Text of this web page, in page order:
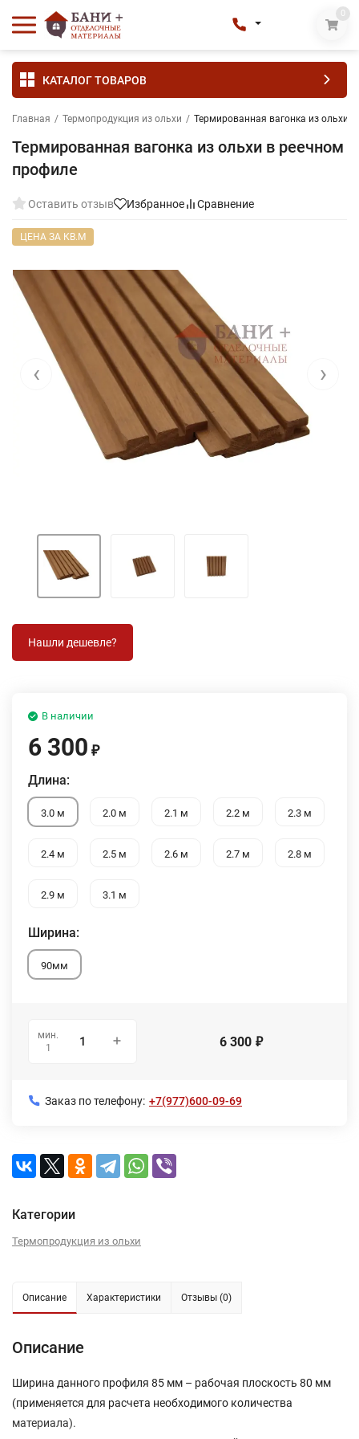
0
КАТАЛОГ ТОВАРОВ
Главная / Термопродукция из ольхи / Термированная вагонка из ольхи
Термированная вагонка из ольхи в реечном
профиле
Оставить отзыв Избранное Сравнение
ЦЕНА ЗА КВ.М
‹ ›
В наличии
6 300 ₽
Длина:
3.0 м 2.0 м 2.1 м 2.2 м 2.3 м
2.4 м 2.5 м 2.6 м 2.7 м 2.8 м
2.9 м 3.1 м
Ширина:
90мм
мин.
1
6 300 ₽
Заказ по телефону: +7(977)600-09-69
Категории
Термопродукция из ольхи
Описание Характеристики Отзывы (0)
Описание
Ширина данного профиля 85 мм – рабочая плоскость 80 мм
(применяется для расчета необходимого количества
материала).